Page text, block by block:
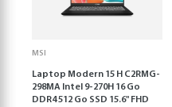
MSI
Laptop Modern 15 H C2RMG-
298MA Intel 9-270H 16 Go
DDR4 512 Go SSD 15.6" FHD